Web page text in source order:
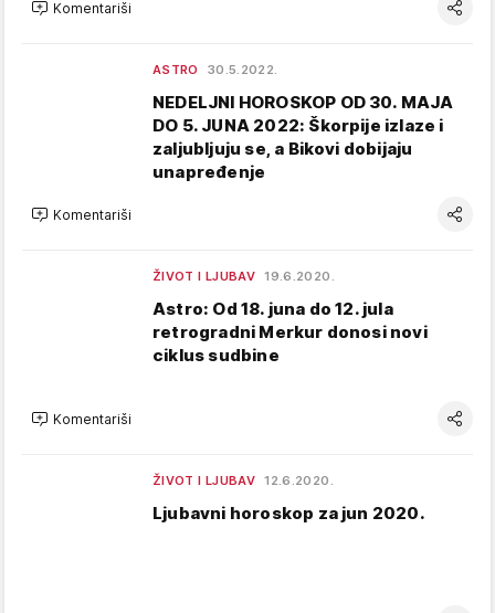
Komentariši
ASTRO 30.5.2022.
NEDELJNI HOROSKOP OD 30. MAJA
DO 5. JUNA 2022: Škorpije izlaze i
zaljubljuju se, a Bikovi dobijaju
unapređenje
Komentariši
ŽIVOT I LJUBAV 19.6.2020.
Astro: Od 18. juna do 12. jula
retrogradni Merkur donosi novi
ciklus sudbine
Komentariši
ŽIVOT I LJUBAV 12.6.2020.
Ljubavni horoskop za jun 2020.